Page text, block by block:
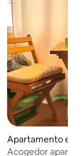
promedio: 4.88 de
Apartamento en
Acogedor